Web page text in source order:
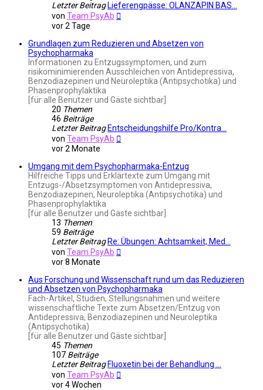
Letzter Beitrag Lieferengpässe: OLANZAPIN BAS…
von Team PsyAb
vor 2 Tage
Grundlagen zum Reduzieren und Absetzen von
Psychopharmaka
Informationen zu Entzugssymptomen, und zum
risikominimierenden Ausschleichen von Antidepressiva,
Benzodiazepinen und Neuroleptika (Antipsychotika) und
Phasenprophylaktika
[für alle Benutzer und Gäste sichtbar]
20 Themen
46 Beiträge
Letzter Beitrag Entscheidungshilfe Pro/Kontra…
von Team PsyAb
vor 2 Monate
Umgang mit dem Psychopharmaka-Entzug
Hilfreiche Tipps und Erklärtexte zum Umgang mit
Entzugs-/Absetzsymptomen von Antidepressiva,
Benzodiazepinen, Neuroleptika (Antipsychotika) und
Phasenprophylaktika
[für alle Benutzer und Gäste sichtbar]
13 Themen
59 Beiträge
Letzter Beitrag Re: Übungen: Achtsamkeit, Med…
von Team PsyAb
vor 8 Monate
Aus Forschung und Wissenschaft rund um das Reduzieren
und Absetzen von Psychopharmaka
Fach-Artikel, Studien, Stellungsnahmen und weitere
wissenschaftliche Texte zum Absetzen/Entzug von
Antidepressiva, Benzodiazepinen und Neuroleptika
(Antipsychotika)
[für alle Benutzer und Gäste sichtbar]
45 Themen
107 Beiträge
Letzter Beitrag Fluoxetin bei der Behandlung …
von Team PsyAb
vor 4 Wochen